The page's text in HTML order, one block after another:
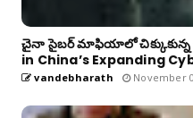
చైనా సైబర్ మాఫియాలో
in China’s Expanding
vandebharath November